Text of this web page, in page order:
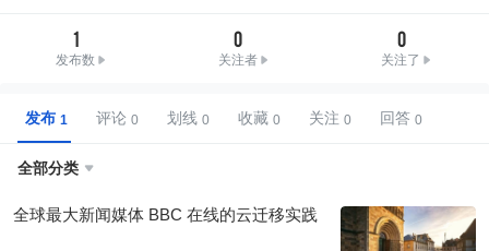
1
发布数
0
关注者
0
关注了
发布 评论 划线 收藏 关注 回答
全部分类 
全球最大新闻媒体 BBC 在线的云迁移实践